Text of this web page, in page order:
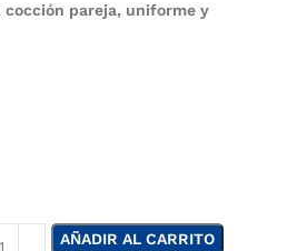
cocción pareja, uniforme y
AÑADIR AL CARRITO